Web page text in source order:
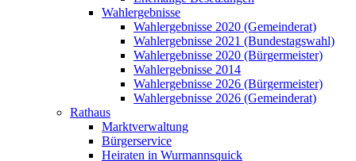
Wahlergebnisse
Wahlergebnisse 2020 (Gemeinderat)
Wahlergebnisse 2021 (Bundestagswahl)
Wahlergebnisse 2020 (Bürgermeister)
Wahlergebnisse 2014
Wahlergebnisse 2026 (Bürgermeister)
Wahlergebnisse 2026 (Gemeinderat)
Rathaus
Marktverwaltung
Bürgerservice
Heiraten in Wurmannsquick